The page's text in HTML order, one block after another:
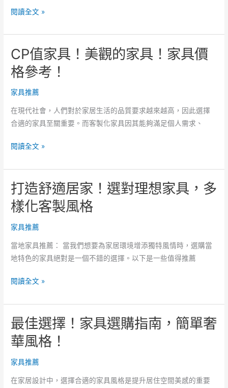
選
確
實
用
的
家
具
復
家
具，
新
居
家
選
購
南！
擺
放
跟
尺
寸
很
要
閱讀全文 »
CP值家具！美觀的家具！家具價
格參考！
家具推薦
在現代社會，人們對於家居生活的品質要求越來越高，因此選擇
合適的家具至關重要。而客製化家具因其能夠滿足個人需求、
CP
家
具！
美
觀
的
具！
家
價
考！
閱讀全文 »
打造舒適居家！選對理想家具，多
樣化客製風格
家具推薦
當地家具推薦： 當我們想要為家居環境增添獨特風情時，選購當
地特色的家具絕對是一個不錯的選擇。以下是一些值得推薦
打
舒
適
居
家！
選
理
閱讀全文 »
最佳選擇！家具選購指南，簡單奢
華風格！
家具推薦
在家居設計中，選擇合適的家具風格是提升居住空間美感的重要